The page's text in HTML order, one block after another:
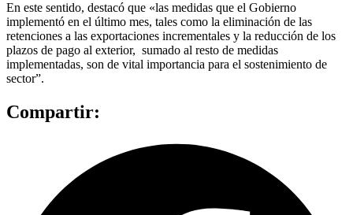
En este sentido, destacó que «las medidas que el Gobierno
implementó en el último mes, tales como la eliminación de las
retenciones a las exportaciones incrementales y la reducción de los
plazos de pago al exterior, sumado al resto de medidas
implementadas, son de vital importancia para el sostenimiento de
sector”.
Compartir: